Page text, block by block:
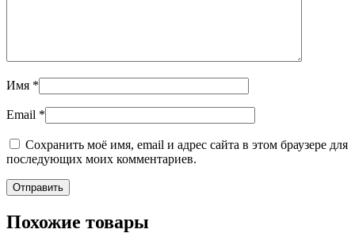
Имя *
Email *
Сохранить моё имя, email и адрес сайта в этом браузере для
последующих моих комментариев.
Похожие товары